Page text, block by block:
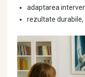
adaptarea
rezultate durabile,